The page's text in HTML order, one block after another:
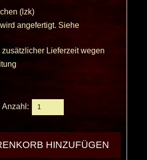
(lzk)
angefertigt. Siehe
Lieferzeit wegen
Anzahl: